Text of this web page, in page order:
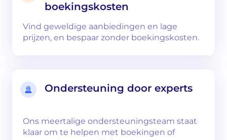
boekingskosten
Vind geweldige aanbiedingen en lage
prijzen, en bespaar zonder boekingskosten.
Ondersteuning door experts
Ons meertalige ondersteuningsteam staat
klaar om te helpen met boekingen of